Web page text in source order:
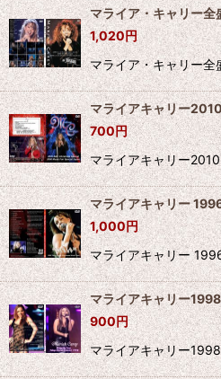
マライア・キャリー
1,020円
マライア・キャリー
マライアキャリー
700円
マライアキャリー
マライアキャリー
1,000円
マライアキャリー
マライアキャリー
900円
マライアキャリー